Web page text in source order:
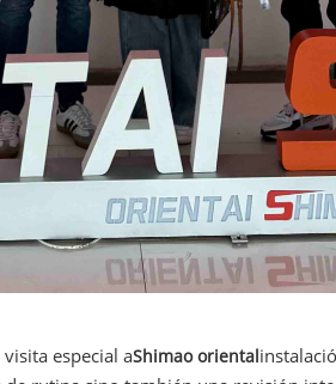
especial aShimao oriental